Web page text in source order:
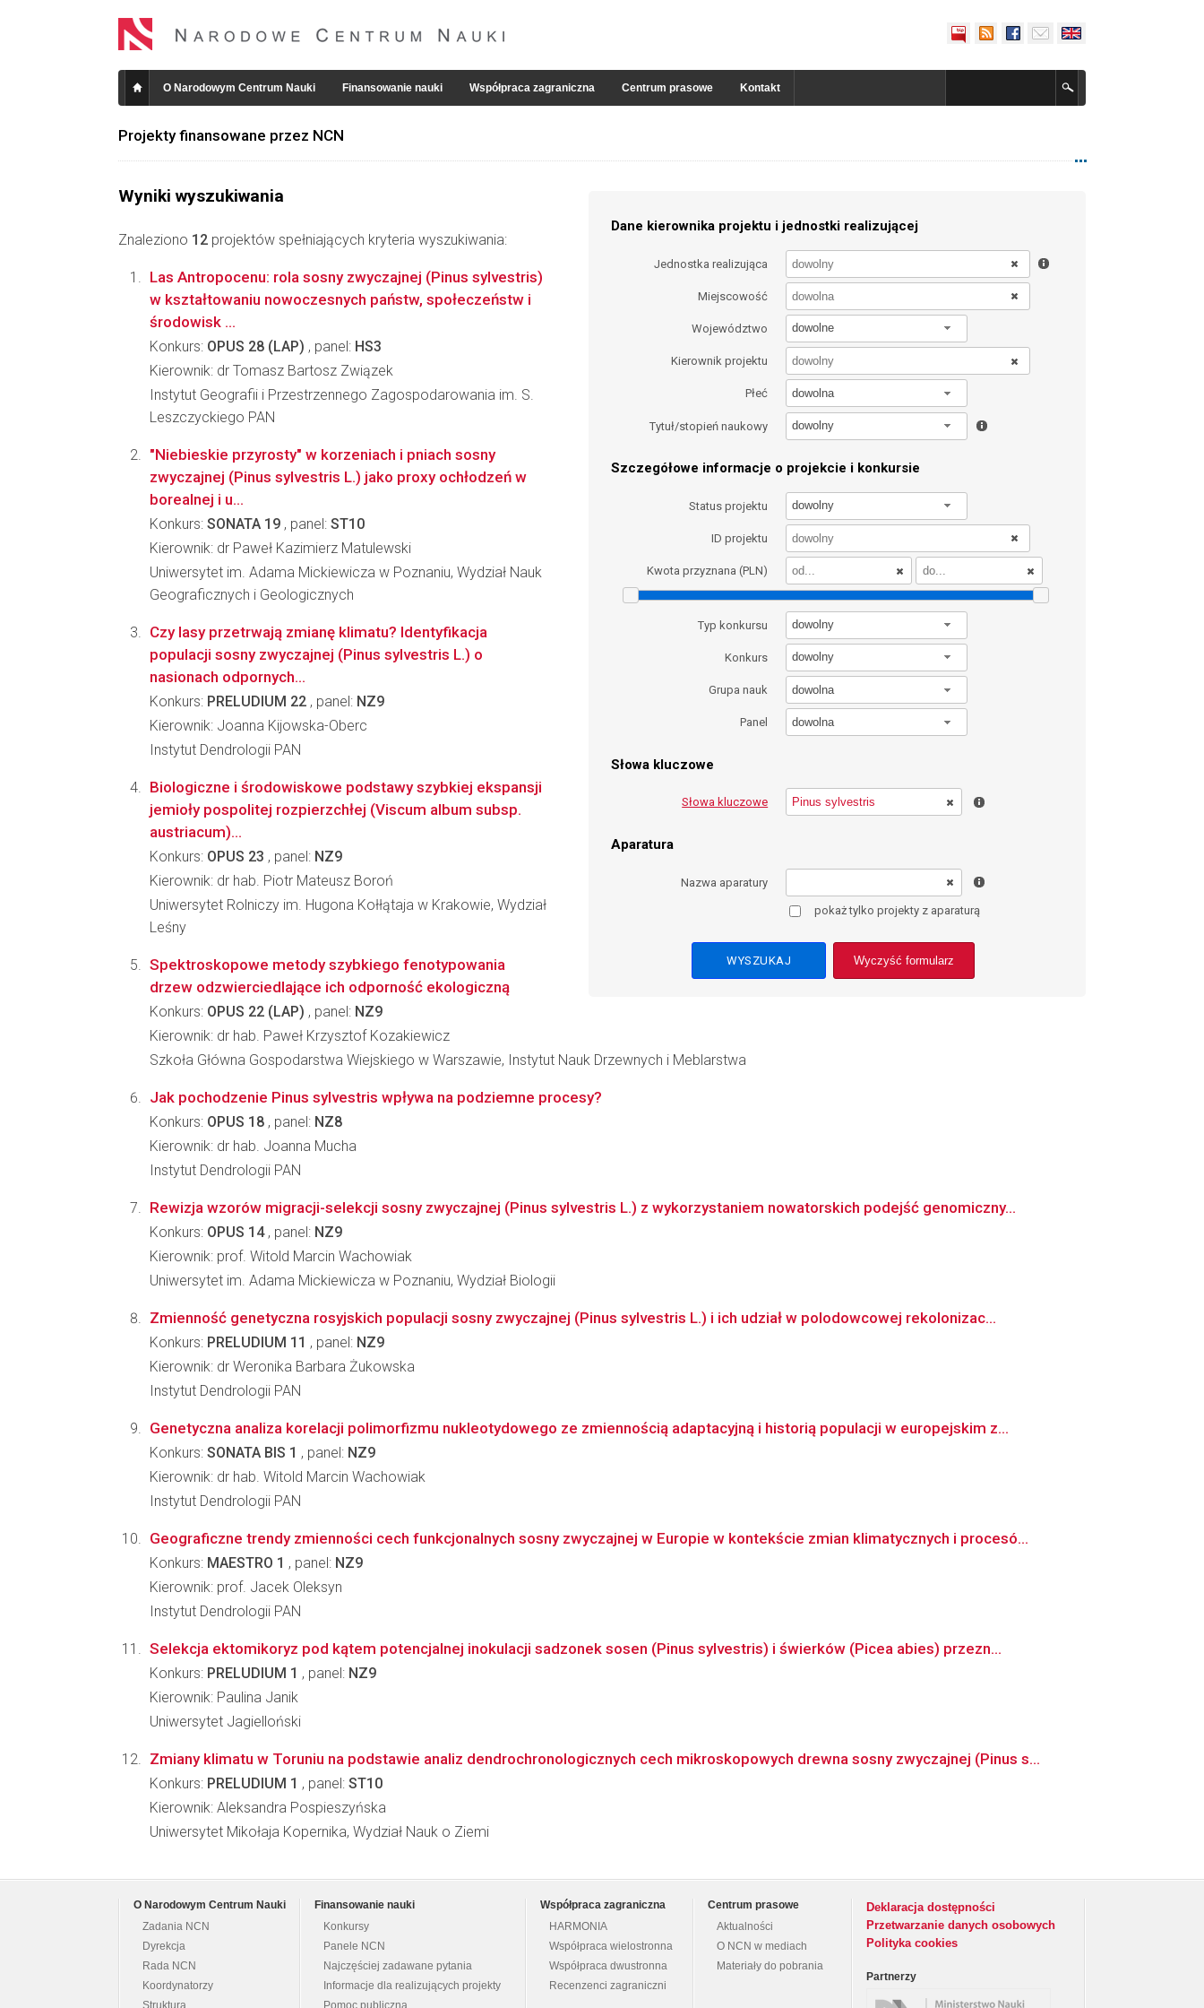
O Narodowym Centrum Nauki Finansowanie nauki Współpraca zagraniczna Centrum prasowe Kontakt
Projekty finansowane przez NCN
Wyniki wyszukiwania
Znaleziono 12 projektów spełniających kryteria wyszukiwania:
Dane kierownika projektu i jednostki realizującej
Jednostka realizująca
Miejscowość
Województwo dowolne
Kierownik projektu
Płeć dowolna
Tytuł/stopień naukowy dowolny
Szczegółowe informacje o projekcie i konkursie
Status projektu dowolny
ID projektu
Kwota przyznana (PLN)
Typ konkursu dowolny
Konkurs dowolny
Grupa nauk dowolna
Panel dowolna
Słowa kluczowe
Słowa kluczowe
Aparatura
Nazwa aparatury
pokaż tylko projekty z aparaturą
Wyczyść formularz
Las Antropocenu: rola sosny zwyczajnej (Pinus sylvestris)
w kształtowaniu nowoczesnych państw, społeczeństw i
środowisk ...
Konkurs: OPUS 28 (LAP) , panel: HS3
Kierownik: dr Tomasz Bartosz Związek
Instytut Geografii i Przestrzennego Zagospodarowania im. S.
Leszczyckiego PAN
"Niebieskie przyrosty" w korzeniach i pniach sosny
zwyczajnej (Pinus sylvestris L.) jako proxy ochłodzeń w
borealnej i u...
Konkurs: SONATA 19 , panel: ST10
Kierownik: dr Paweł Kazimierz Matulewski
Uniwersytet im. Adama Mickiewicza w Poznaniu, Wydział Nauk
Geograficznych i Geologicznych
Czy lasy przetrwają zmianę klimatu? Identyfikacja
populacji sosny zwyczajnej (Pinus sylvestris L.) o
nasionach odpornych...
Konkurs: PRELUDIUM 22 , panel: NZ9
Kierownik: Joanna Kijowska-Oberc
Instytut Dendrologii PAN
Biologiczne i środowiskowe podstawy szybkiej ekspansji
jemioły pospolitej rozpierzchłej (Viscum album subsp.
austriacum)...
Konkurs: OPUS 23 , panel: NZ9
Kierownik: dr hab. Piotr Mateusz Boroń
Uniwersytet Rolniczy im. Hugona Kołłątaja w Krakowie, Wydział
Leśny
Spektroskopowe metody szybkiego fenotypowania
drzew odzwierciedlające ich odporność ekologiczną
Konkurs: OPUS 22 (LAP) , panel: NZ9
Kierownik: dr hab. Paweł Krzysztof Kozakiewicz
Szkoła Główna Gospodarstwa Wiejskiego w Warszawie, Instytut Nauk Drzewnych i Meblarstwa
Jak pochodzenie Pinus sylvestris wpływa na podziemne procesy?
Konkurs: OPUS 18 , panel: NZ8
Kierownik: dr hab. Joanna Mucha
Instytut Dendrologii PAN
Rewizja wzorów migracji-selekcji sosny zwyczajnej (Pinus sylvestris L.) z wykorzystaniem nowatorskich podejść genomiczny...
Konkurs: OPUS 14, panel: NZ9
Kierownik: prof. Witold Marcin Wachowiak
Uniwersytet im. Adama Mickiewicza w Poznaniu, Wydział Biologii
Zmienność genetyczna rosyjskich populacji sosny zwyczajnej (Pinus sylvestris L.) i ich udział w polodowcowej rekolonizac...
Konkurs: PRELUDIUM 11 , panel: NZ9
Kierownik: dr Weronika Barbara Żukowska
Instytut Dendrologii PAN
Genetyczna analiza korelacji polimorfizmu nukleotydowego ze zmiennością adaptacyjną i historią populacji w europejskim z...
Konkurs: SONATA BIS 1 , panel: NZ9
Kierownik: dr hab. Witold Marcin Wachowiak
Instytut Dendrologii PAN
Geograficzne trendy zmienności cech funkcjonalnych sosny zwyczajnej w Europie w kontekście zmian klimatycznych i procesó...
Konkurs: MAESTRO 1 , panel: NZ9
Kierownik: prof. Jacek Oleksyn
Instytut Dendrologii PAN
Selekcja ektomikoryz pod kątem potencjalnej inokulacji sadzonek sosen (Pinus sylvestris) i świerków (Picea abies) przezn...
Konkurs: PRELUDIUM 1 , panel: NZ9
Kierownik: Paulina Janik
Uniwersytet Jagielloński
Zmiany klimatu w Toruniu na podstawie analiz dendrochronologicznych cech mikroskopowych drewna sosny zwyczajnej (Pinus s...
Konkurs: PRELUDIUM 1 , panel: ST10
Kierownik: Aleksandra Pospieszyńska
Uniwersytet Mikołaja Kopernika, Wydział Nauk o Ziemi
O Narodowym Centrum Nauki
Zadania NCN
Dyrekcja
Rada NCN
Koordynatorzy
Struktura
Finansowanie nauki
Konkursy
Panele NCN
Najczęściej zadawane pytania
Informacje dla realizujących projekty
Pomoc publiczna
Współpraca zagraniczna
HARMONIA
Współpraca wielostronna
Współpraca dwustronna
Recenzenci zagraniczni
Centrum prasowe
Aktualności
O NCN w mediach
Materiały do pobrania
Deklaracja dostępności
Przetwarzanie danych osobowych
Polityka cookies
Partnerzy